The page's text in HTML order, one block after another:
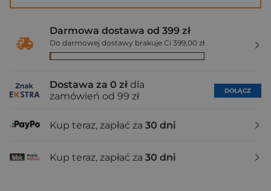
Darmowa dostawa od 399 zł
Do darmowej dostawy brakuje Ci 399,00 zł
Dostawa za 0 zł dla
zamówień od 99 zł
DOŁĄCZ
Kup teraz, zapłać za 30 dni
Kup teraz, zapłać za 30 dni